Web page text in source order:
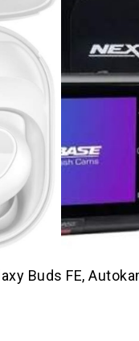
Buds FE,